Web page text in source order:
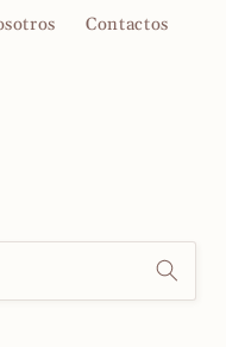
Contactos